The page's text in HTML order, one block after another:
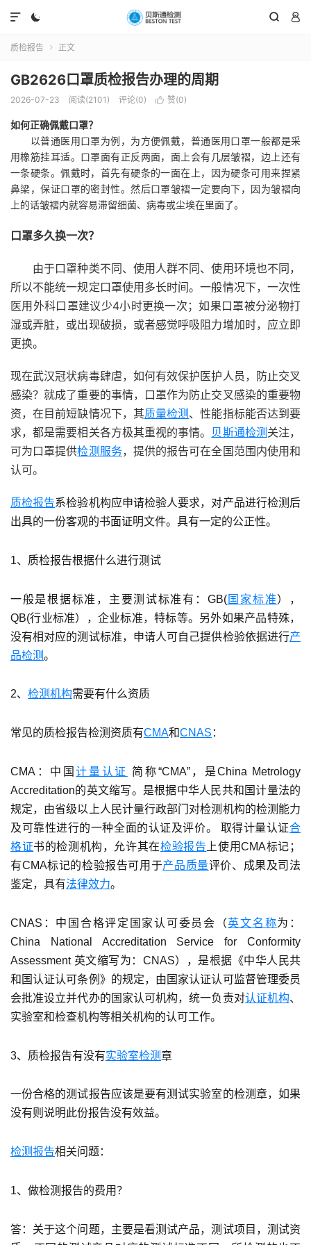
  

质检报告  正文
GB2626口罩质检报告办理的周期
2026-07-23 阅读(2101) 评论(0)  赞(0)
如何正确佩戴口罩？
以普通医用口罩为例，为方便佩戴，普通医用口罩一般都是采
用橡筋挂耳适。口罩面有正反两面，面上会有几层皱褶，边上还有
一条硬条。佩戴时，首先有硬条的一面在上，因为硬条可用来捏紧
鼻梁，保证口罩的密封性。然后口罩皱褶一定要向下，因为皱褶向
上的话皱褶内就容易滞留细菌、病毒或尘埃在里面了。
口罩多久换一次？
由于口罩种类不同、使用人群不同、使用环境也不同，
所以不能统一规定口罩使用多长时间。一般情况下，一次性
医用外科口罩建议少4小时更换一次；如果口罩被分泌物打
湿或弄脏，或出现破损，或者感觉呼吸阻力增加时，应立即
更换。
现在武汉冠状病毒肆虐，如何有效保护医护人员，防止交叉
感染？就成了重要的事情，口罩作为防止交叉感染的重要物
资，在目前短缺情况下，其质量检测 、性能指标能否达到要
求，都是需要相关各方极其重视的事情。 贝斯通检测 关注，
可为口罩提供检测服务，提供的报告可在全国范围内使用和
认可。
质检报告系检验机构应申请检验人要求，对产品进行检测后
出具的一份客观的书面证明文件。具有一定的公正性。
1、质检报告根据什么进行测试
一般是根据标准，主要测试标准有：GB(国家标准），
QB(行业标准），企业标准，特标等。另外如果产品特殊，
没有相对应的测试标准，申请人可自己提供检验依据进行产
品检测。
2、 检测机构需要有什么资质
常见的质检报告检测资质有CMA和CNAS ：
CMA：中国计量认证
简称“CMA”，是China Metrology
Accreditation的英文缩写。是根据中华人民共和国计量法的
规定，由省级以上人民计量行政部门对检测机构的检测能力
及可靠性进行的一种全面的认证及评价。 取得计量认证合
格证书的检测机构，允许其在检验报告 上使用CMA标记；
有CMA标记的检验报告可用于产品质量评价、成果及司法
鉴定，具有法律效力。
CNAS：中国合格评定国家认可委员会（英文名称为：
China National Accreditation Service for Conformity
Assessment 英文缩写为：CNAS），是根据《中华人民共
和国认证认可条例》的规定，由国家认证认可监督管理委员
会批准设立并代办的国家认可机构，统一负责对认证机构、
实验室和检查机构等相关机构的认可工作。
3、质检报告有没有实验室检测章
一份合格的测试报告应该是要有测试实验室的检测章，如果
没有则说明此份报告没有效益。
检测报告相关问题：
1、做检测报告的费用？
答：关于这个问题，主要是看测试产品，测试项目，测试资